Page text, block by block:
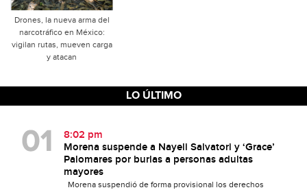
Drones, la nueva arma del
narcotráfico en México:
vigilan rutas, mueven carga
y atacan
LO ÚLTIMO
8:02 pm
Morena suspende a Nayeli Salvatori y ‘Grace’
Palomares por burlas a personas adultas
mayores
Morena suspendió de forma provisional los derechos